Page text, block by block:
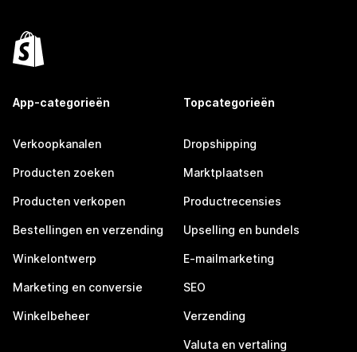
App-categorieën
Verkoopkanalen
Producten zoeken
Producten verkopen
Bestellingen en verzending
Winkelontwerp
Marketing en conversie
Winkelbeheer
Topcategorieën
Dropshipping
Marktplaatsen
Productrecensies
Upselling en bundels
E-mailmarketing
SEO
Verzending
Valuta en vertaling